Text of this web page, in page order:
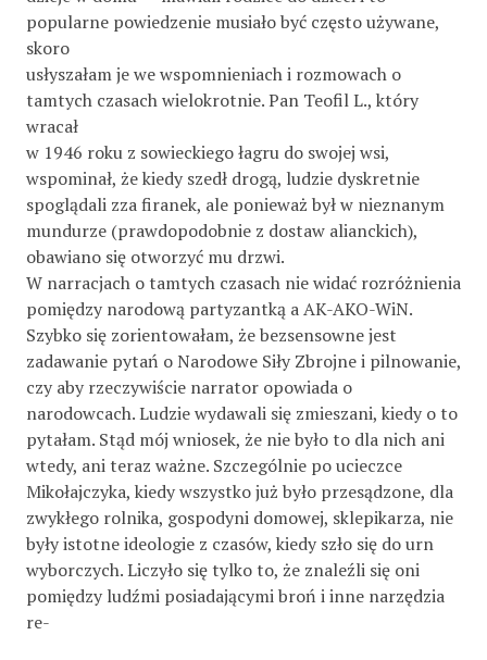
popularne powiedzenie musiało być często używane,
skoro
usłyszałam je we wspomnieniach i rozmowach o
tamtych czasach wielokrotnie. Pan Teofil L., który
wracał
w 1946 roku z sowieckiego łagru do swojej wsi,
wspominał, że kiedy szedł drogą, ludzie dyskretnie
spoglądali zza firanek, ale ponieważ był w nieznanym
mundurze (prawdopodobnie z dostaw alianckich),
obawiano się otworzyć mu drzwi.
W narracjach o tamtych czasach nie widać rozróżnienia
pomiędzy narodową partyzantką a AK-AKO-WiN.
Szybko się zorientowałam, że bezsensowne jest
zadawanie pytań o Narodowe Siły Zbrojne i pilnowanie,
czy aby rzeczywiście narrator opowiada o
narodowcach. Ludzie wydawali się zmieszani, kiedy o to
pytałam. Stąd mój wniosek, że nie było to dla nich ani
wtedy, ani teraz ważne. Szczególnie po ucieczce
Mikołajczyka, kiedy wszystko już było przesądzone, dla
zwykłego rolnika, gospodyni domowej, sklepikarza, nie
były istotne ideologie z czasów, kiedy szło się do urn
wyborczych. Liczyło się tylko to, że znaleźli się oni
pomiędzy ludźmi posiadającymi broń i inne narzędzia
re-